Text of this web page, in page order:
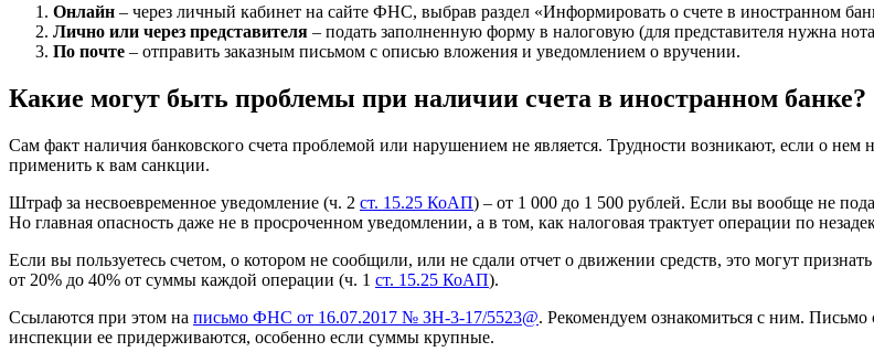
Онлайн – через личный кабинет на сайте ФНС, выбрав раздел «Информировать о счете в иностранном
Лично или через представителя – подать заполненную форму в налоговую (для представителя нужна
По почте – отправить заказным письмом с описью вложения и уведомлением о вручении.
Какие могут быть проблемы при наличии счета в иностранном банке?
Сам факт наличия банковского счета проблемой или нарушением не является. Трудности возникают, если о
применить к вам санкции.
Штраф за несвоевременное уведомление (ч. 2 ст. 15.25 КоАП) – от 1 000 до 1 500 рублей. Если вы вообще не
Но главная опасность даже не в просроченном уведомлении, а в том, как налоговая трактует операции по
Если вы пользуетесь счетом, о котором не сообщили, или не сдали отчет о движении средств, это могут
от 20% до 40% от суммы каждой операции (ч. 1 ст. 15.25 КоАП).
Ссылаются при этом на письмо ФНС от 16.07.2017 № ЗН-3-17/5523@. Рекомендуем ознакомиться с ним. Письмо
инспекции ее придерживаются, особенно если суммы крупные.